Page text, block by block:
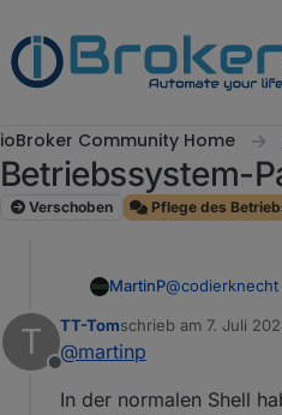
ioBroker Community Home
Betriebssystem-
Verschoben Pflege des
MartinP@codierknecht
T
Offline
TT-Tomschrieb am 7. Juli
zuletzt editiert von
@martinp
In der normalen Shell